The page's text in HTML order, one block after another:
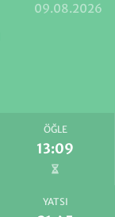
09.08.2026
ÖĞLE
13:09
YATSI